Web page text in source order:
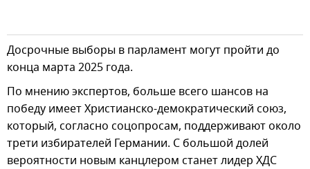
Досрочные выборы в парламент могут пройти до
конца марта 2025 года.
По мнению экспертов, больше всего шансов на
победу имеет Христианско-демократический союз,
который, согласно соцопросам, поддерживают около
трети избирателей Германии. С большой долей
вероятности новым канцлером станет лидер ХДС